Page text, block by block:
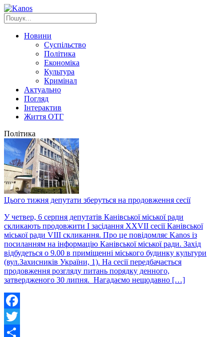
Новини
Суспільство
Політика
Економіка
Культура
Кримінал
Актуально
Погляд
Інтерактив
Життя ОТГ
Політика
Цього тижня депутати зберуться на продовження сесії
У четвер, 6 серпня депутатів Канівської міської ради
скликають продовжити І засідання ХХVII сесії Канівської
міської ради VIII скликання. Про це повідомляє Kanos із
посиланням на інформацію Канівської міської ради. Захід
відбудеться о 9.00 в приміщенні міського будинку культури
(вул.Захисників України, 1). На сесії передбачається
продовження розгляду питань порядку денного,
затвердженого 30 липня. Нагадаємо нещодавно […]
Facebook
Twitter